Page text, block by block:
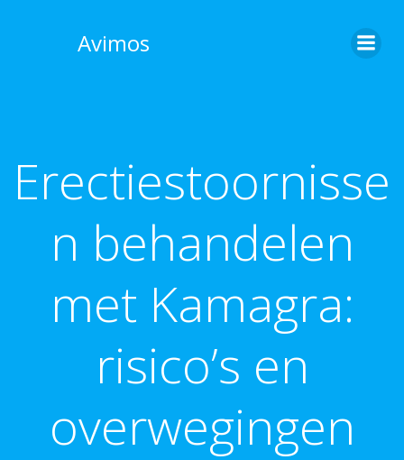
Avimos
Erectiestoornisse
n behandelen
met Kamagra:
risico’s en
overwegingen